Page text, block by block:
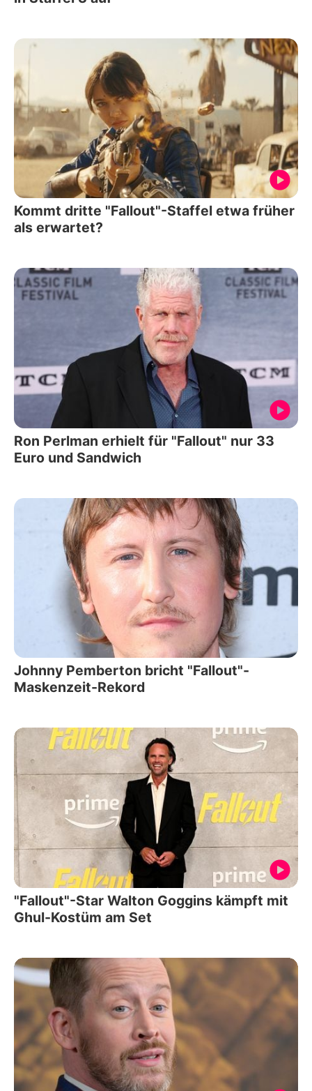
Kommt dritte "Fallout"-Staffel etwa früher
als erwartet?
Ron Perlman erhielt für "Fallout" nur 33
Euro und Sandwich
Johnny Pemberton bricht "Fallout"-
Maskenzeit-Rekord
"Fallout"-Star Walton Goggins kämpft mit
Ghul-Kostüm am Set